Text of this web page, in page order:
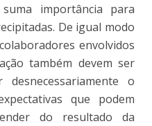
importância para
De igual modo
envolvidos
também devem ser
o
que podem
do resultado da